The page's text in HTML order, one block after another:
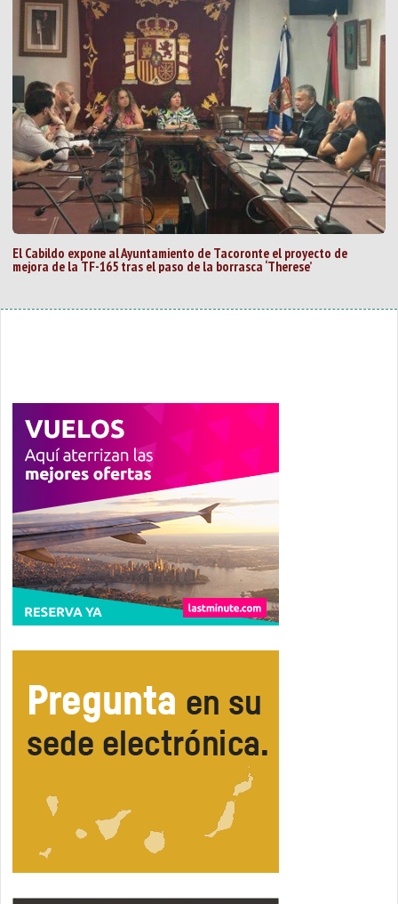
El Cabildo expone al Ayuntamiento de Tacoronte el proyecto de
mejora de la TF-165 tras el paso de la borrasca ‘Therese’